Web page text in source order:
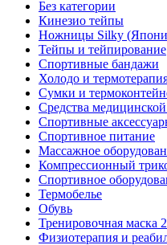
Без категории
Кинезио тейпы
Ножницы Silky
Тейпы и тейпирование
Спортивные бандажи
Холодо и
Сумки и
Средства
Спортивные
Спортивное питание
Массажное
Компрессионный
Спортивное
Термобелье
Обувь
Тренировочная маска
Физиотерапия и